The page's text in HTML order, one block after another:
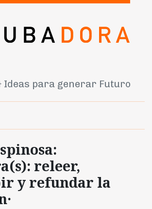
Ideas para generar Futuro
releer,
y refundar la